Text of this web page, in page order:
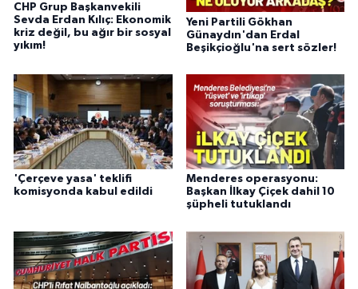
CHP Grup Başkanvekili
Sevda Erdan Kılıç: Ekonomik
kriz değil, bu ağır bir sosyal
yıkım!
Yeni Partili Gökhan
Günaydın'dan Erdal
Beşikçioğlu'na sert sözler!
'Çerçeve yasa' teklifi
komisyonda kabul edildi
Menderes operasyonu:
Başkan İlkay Çiçek dahil 10
şüpheli tutuklandı